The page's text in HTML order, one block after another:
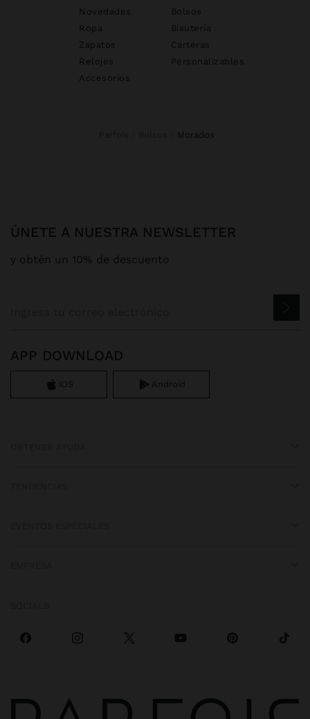
Novedades
Bolsos
Ropa
Bisutería
Zapatos
Carteras
Relojes
Personalizables
Accesorios
morados
ÚNETE A NUESTRA NEWSLETTER
y obtén un 10% de descuento
APP DOWNLOAD
iOS Android